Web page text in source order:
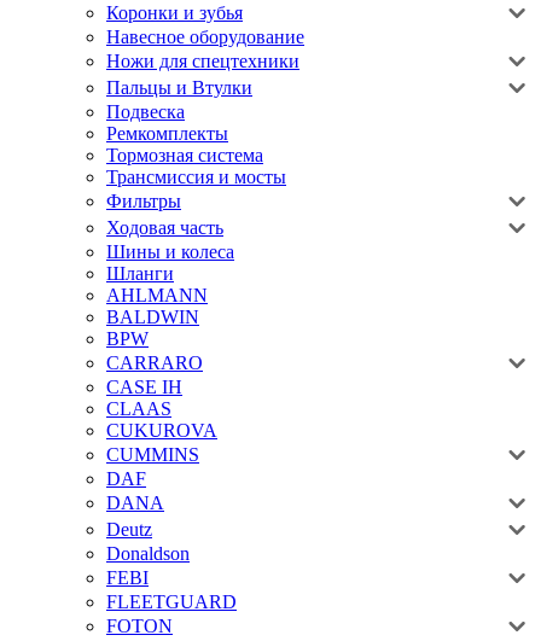
Коронки и зубья
Навесное оборудование
Ножи для спецтехники
Пальцы и Втулки
Подвеска
Ремкомплекты
Тормозная система
Трансмиссия и мосты
Фильтры
Ходовая часть
Шины и колеса
Шланги
AHLMANN
BALDWIN
BPW
CARRARO
CASE IH
CLAAS
CUKUROVA
CUMMINS
DAF
DANA
Deutz
Donaldson
FEBI
FLEETGUARD
FOTON